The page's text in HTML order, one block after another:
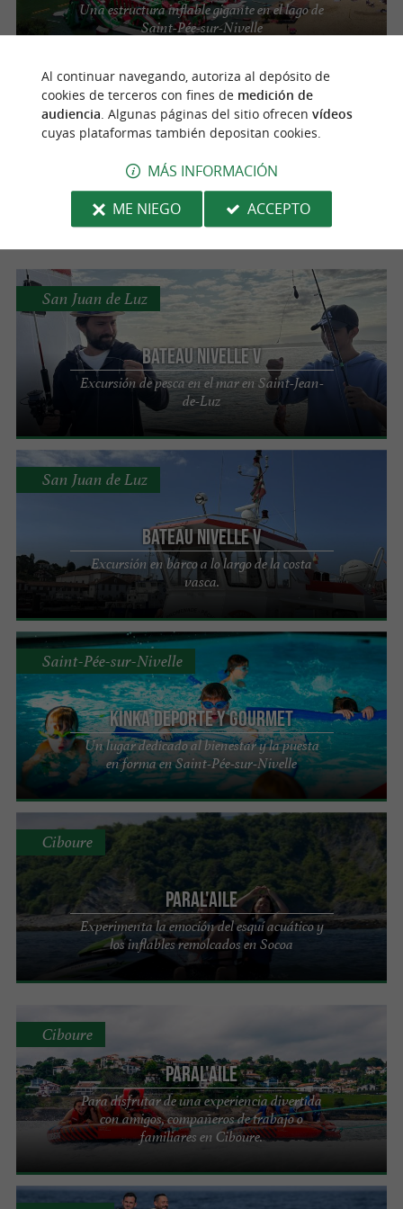
Una estructura inflable gigante en el lago de
Saint-Pée-sur-Nivelle
Jet Sport 64
Experimenta la descarga de adrenalina con
Jet Sport 64 en Anglet.
Anglet
Bateau Nivelle V
Excursión de pesca en el mar en Saint-Jean-
de-Luz
San Juan de Luz
Bateau Nivelle V
Excursión en barco a lo largo de la costa
vasca.
San Juan de Luz
Kinka Deporte y Gourmet
Un lugar dedicado al bienestar y la puesta
en forma en Saint-Pée-sur-Nivelle
Saint-Pée-sur-Nivelle
PARAL'aile
Experimenta la emoción del esquí acuático y
los inflables remolcados en Socoa
Ciboure
PARAL'aile
Para disfrutar de una experiencia divertida
con amigos, compañeros de trabajo o
familiares en Ciboure.
Ciboure
Al continuar navegando, autoriza al depósito de
cookies de terceros con fines de medición de
audiencia. Algunas páginas del sitio ofrecen vídeos
cuyas plataformas también depositan cookies.
MÁS INFORMACIÓN
ME NIEGO
ACCEPTO